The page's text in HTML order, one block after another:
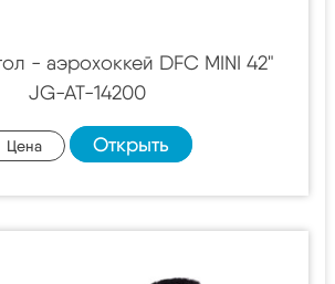
- аэрохоккей DFC MINI 42"
JG-AT-14200
Цена Открыть